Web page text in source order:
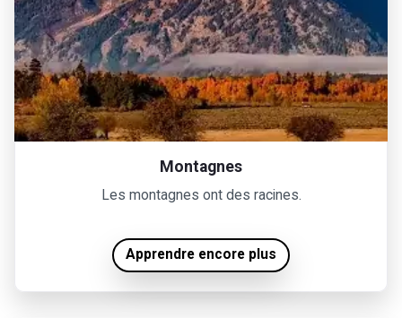
Montagnes
Les montagnes ont des racines.
Apprendre encore plus